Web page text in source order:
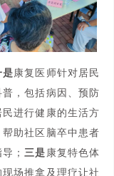
是康复医师针对居民
，包括病因、预防
进行健康的生活方
助社区脑卒中患者
； 三是 康复特色体
场推拿及理疗让社